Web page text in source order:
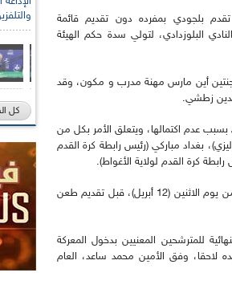
بلجودي بمفرده دون تقديم قائمة
البلوزدادي، لتولي سدة حكم الهيئة
أين مارس مهنة مدرب و مكون، وقد
زطشي.
عدم اكتمالها، ويتعلق الأمر بكل من
بغداد مباركي (رئيس رابطة كرة القدم
كرة القدم لولاية الأغواط).
ومع ذلك، يمتلك هؤلاء الأعضاء إمكانية تكملة الوثائق اللازمة حتى منتصف النهار من يوم الاثنين (12 أبريل)، قبل تقديم طعن
عن القائمة النهائية للمترشحين المعنيين بدخول المعركة
مكان سيتم تحديده لاحقا، وفق الأمين محمد ساعد، العام
كل